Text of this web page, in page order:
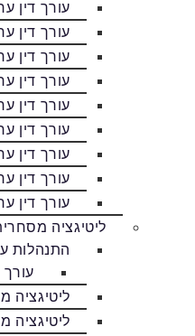
עורך דין
עורך דין
עורך דין
עורך דין
עורך דין
עורך דין
עורך דין
עורך דין
עורך דין
ליטיגציה
התנהלות
עורך
ליטיגציה
ליטיגציה